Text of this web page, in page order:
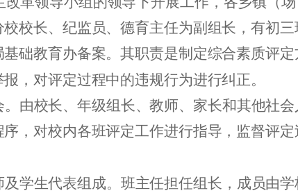
校长、纪监员、德育主任为副组长，有初
础教育办备案。其职责是制定综合素质评
，对评定过程中的违规行为进行纠正。
由校长、年级组长、教师、家长和其他社
，对校内各班评定工作进行指导，监督评
学生代表组成。班主任担任组长，成员由